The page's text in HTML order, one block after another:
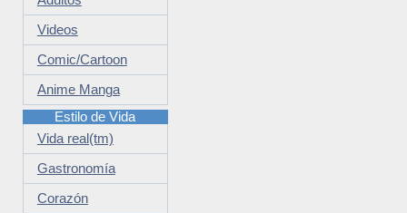
Videos
Comic/Cartoon
Anime Manga
Estilo de Vida
Vida real(tm)
Gastronomía
Corazón